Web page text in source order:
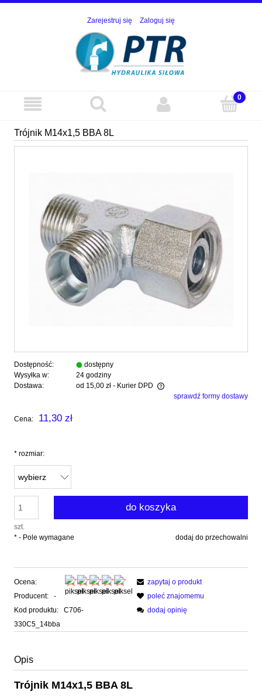
Zarejestruj się Zaloguj się
Trójnik M14x1,5 BBA 8L
Dostępność:
dostępny
Wysyłka w:
24 godziny
Dostawa:
od 15,00 zł - Kurier DPD
Cena nie zawiera ewentualnych kosztów płatnościsprawdź formy dostawy
Cena: 11,30 zł
* rozmiar:
szt.
do koszyka
dodaj do przechowalni
* - Pole wymagane
Ocena:
Producent:
-
Kod produktu:
C706-
330C5_14bba
zapytaj o produkt
poleć znajomemu
dodaj opinię
Opis
Trójnik M14x1,5 BBA 8L